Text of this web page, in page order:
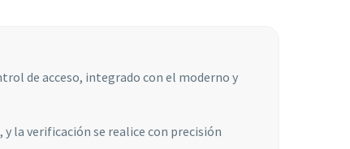
de acceso, integrado con el moderno y
la verificación se realice con precisión